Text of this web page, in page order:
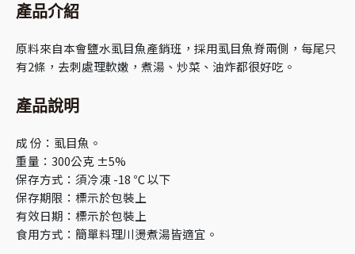
產品介紹
原料來自本會鹽水虱目魚產銷班，採用虱目魚脊兩側，每尾只
有2條，去刺處理軟嫩，煮湯、炒菜、油炸都很好吃。
產品說明
成 份：虱目魚。
重量：300公克 ±5%
保存方式：須冷凍 -18 ℃ 以下
保存期限：標示於包裝上
有效日期：標示於包裝上
食用方式：簡單料理川燙煮湯皆適宜。